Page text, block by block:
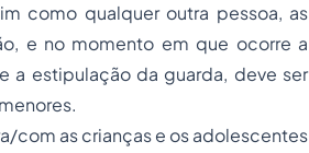
como qualquer outra pessoa, as
e no momento em que ocorre a
a estipulação da guarda, deve ser
com as crianças e os adolescentes